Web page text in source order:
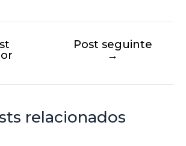
Post seguinte
→
relacionados